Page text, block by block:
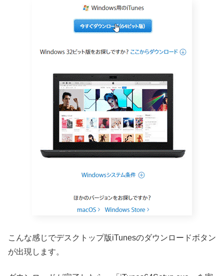
こんな感じでデスクトップ版iTunesのダウンロードボタン
が出現します。